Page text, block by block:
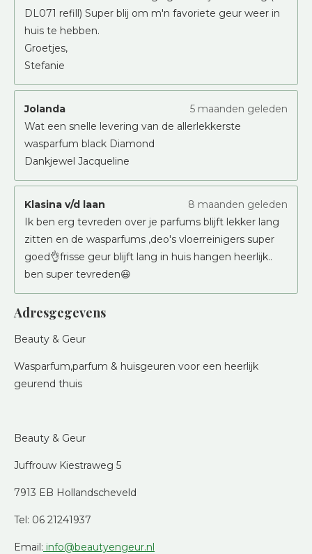
DL071 refill) Super blij om m'n favoriete geur weer in
huis te hebben.
Groetjes,
Stefanie
Jolanda
5 maanden geleden
Wat een snelle levering van de allerlekkerste
wasparfum black Diamond
Dankjewel Jacqueline
Klasina v/d laan
8 maanden geleden
Ik ben erg tevreden over je parfums blijft lekker lang
zitten en de wasparfums ,deo's vloerreinigers super
goed👌frisse geur blijft lang in huis hangen heerlijk..
ben super tevreden😃
Adresgegevens
Beauty & Geur
Wasparfum,parfum & huisgeuren voor een heerlijk
geurend thuis
Beauty & Geur
Juffrouw Kiestraweg 5
7913 EB Hollandscheveld
Tel: 06 21241937
Email: info@beautyengeur.nl